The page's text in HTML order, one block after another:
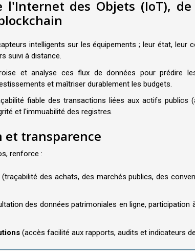
l'Internet des Objets (IoT),
intelligents sur les équipements ; leur état, leur
suivi à distance.
et analyse ces flux de données pour prédire
et maîtriser durablement les budgets.
fiable des transactions liées aux actifs publics
et l'immuabilité des registres.
et transparence
renforce :
(traçabilité des achats, des marchés publics, des
des données patrimoniales en ligne, participation
(accès facilité aux rapports, audits et indicateurs